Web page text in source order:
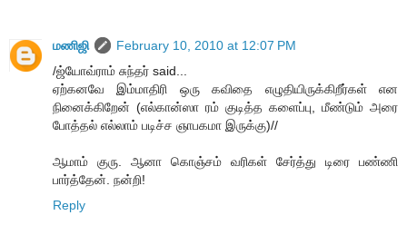
மணிஜி
February 10, 2010 at 12:07 PM
/ஜ்யோவ்ராம் சுந்தர் said...
ஏற்கனவே இம்மாதிரி ஒரு கவிதை எழுதியிருக்கிறீர்கள் என
நினைக்கிறேன் (எல்கான்ஸா ரம் குடித்த களைப்பு, மீண்டும் அரை
போத்தல் எல்லாம் படிச்ச ஞாபகமா இருக்கு)//
ஆமாம் குரு. ஆனா கொஞ்சம் வரிகள் சேர்த்து டிரை பண்ணி
பார்த்தேன். நன்றி!
Reply